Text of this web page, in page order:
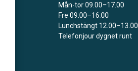
Mån-tor 09.00–17.00
Fre 09.00–16.00
Lunchstängt 12.00–13.00
Telefonjour dygnet runt